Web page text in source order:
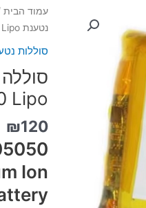
עמוד הבית
נטענת 3.7V 3000mAh 105050 Lipo
סוללות
Lipo
₪120
Ion
כמות
של
סוללה
3.7V
3000mAh
105050
Lipo